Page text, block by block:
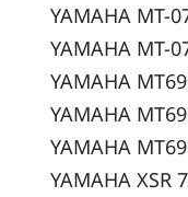
YAMAHA MT-
YAMAHA MT-
YAMAHA
YAMAHA
YAMAHA
YAMAHA XSR